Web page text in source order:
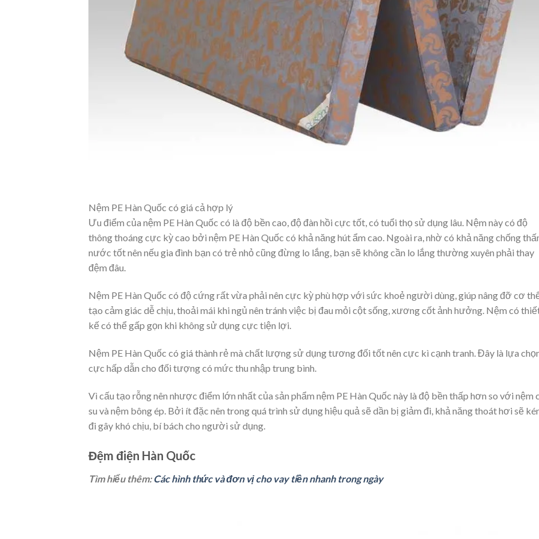
Nệm PE Hàn Quốc có giá cả hợp lý
Ưu điểm của nệm PE Hàn Quốc có là độ bền cao, độ đàn hồi cực tốt, có tuổi thọ sử dụng lâu. Nệm này có độ
thông thoáng cực kỳ cao bởi nệm PE Hàn Quốc có khả năng hút ẩm cao. Ngoài ra, nhờ có khả năng chống
nước tốt nên nếu gia đình bạn có trẻ nhỏ cũng đừng lo lắng, bạn sẽ không cần lo lắng thường xuyên phải thay
đệm đâu.
Nệm PE Hàn Quốc có độ cứng rất vừa phải nên cực kỳ phù hợp với sức khoẻ người dùng, giúp nâng đỡ cơ
tạo cảm giác dễ chịu, thoải mái khi ngủ nên tránh việc bị đau mỏi cột sống, xương cốt ảnh hưởng. Nệm có
kế có thể gấp gọn khi không sử dụng cực tiện lợi.
Nệm PE Hàn Quốc có giá thành rẻ mà chất lượng sử dụng tương đối tốt nên cực kì cạnh tranh. Đây là lựa
cực hấp dẫn cho đối tượng có mức thu nhập trung bình.
Vì cấu tạo rỗng nên nhược điểm lớn nhất của sản phẩm nệm PE Hàn Quốc này là độ bền thấp hơn so với nệm
su và nệm bông ép. Bởi ít đặc nên trong quá trình sử dụng hiệu quả sẽ dần bị giảm đi, khả năng thoát hơi sẽ
đi gây khó chịu, bí bách cho người sử dụng.
Đệm điện Hàn Quốc
Tìm hiểu thêm:Các hình thức và đơn vị cho vay tiền nhanh trong ngày